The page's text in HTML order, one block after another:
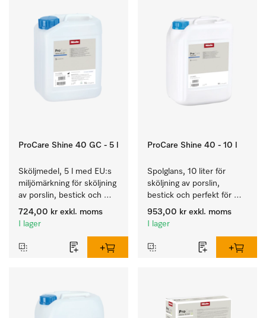
ProCare Shine 40 GC - 5 l
Sköljmedel, 5 l med EU:s
miljömärkning för sköljning
av porslin, bestick och
glas.
724,00 kr exkl. moms
I lager
ProCare Shine 40 - 10 l
Spolglans, 10 liter för
sköljning av porslin,
bestick och perfekt för
glas.
953,00 kr exkl. moms
I lager